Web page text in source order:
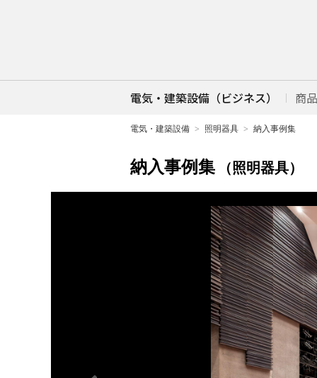
電気・建築設備（ビジネス） 商
電気・建築設備 照明器具 納入事例集
納入事例集 （照明器具）